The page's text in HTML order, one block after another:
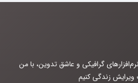
گرافیکی و عاشق تدوین، با من
زندگی کنیم